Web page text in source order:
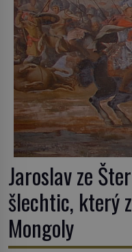
Jaroslav ze
šlechtic, který
Mongoly